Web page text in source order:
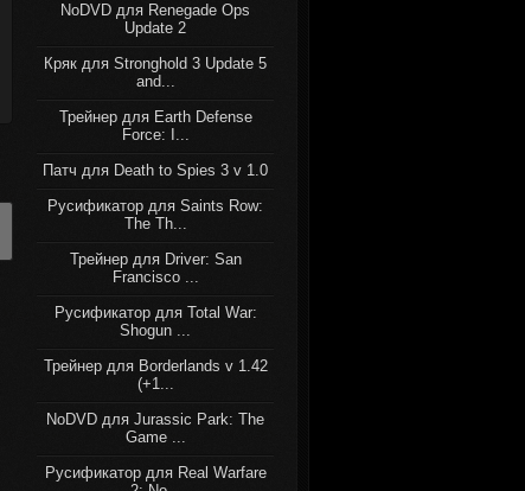
NoDVD для Renegade Ops
Update 2
Кряк для Stronghold 3 Update 5
and...
Трейнер для Earth Defense
Force: I...
Патч для Death to Spies 3 v 1.0
Русификатор для Saints Row:
The Th...
Трейнер для Driver: San
Francisco ...
Русификатор для Total War:
Shogun ...
Трейнер для Borderlands v 1.42
(+1...
NoDVD для Jurassic Park: The
Game ...
Русификатор для Real Warfare